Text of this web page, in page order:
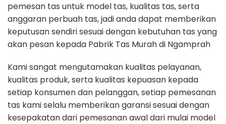
pemesan tas untuk model tas, kualitas tas, serta
anggaran perbuah tas, jadi anda dapat memberikan
keputusan sendiri sesuai dengan kebutuhan tas yang
akan pesan kepada Pabrik Tas Murah di Ngamprah
Kami sangat mengutamakan kualitas pelayanan,
kualitas produk, serta kualitas kepuasan kepada
setiap konsumen dan pelanggan, setiap pemesanan
tas kami selalu memberikan garansi sesuai dengan
kesepakatan dari pemesanan awal dari mulai model